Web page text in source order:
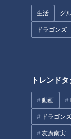
生活 グ
ドラゴンズ
トレンドタ
動画
ドラゴンズ
友廣南実
CBCテレビ『チャント
：まずは